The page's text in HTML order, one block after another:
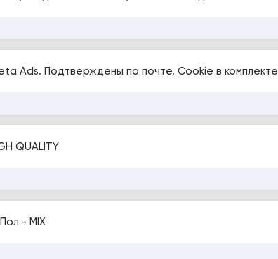
Ads. Подтверждены по почте, Cookie в комплекте
QUALITY
дней / Пол - MIX